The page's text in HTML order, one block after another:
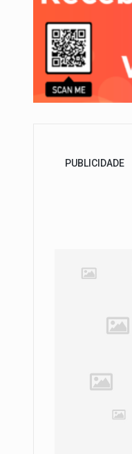
PUBLICIDADE